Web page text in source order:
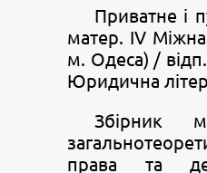
Приватне і
матер. ІV
м. Одеса) /
Юридична
Збірник
права та